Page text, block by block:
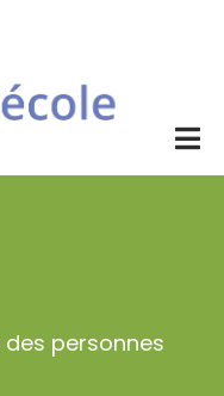
personnes